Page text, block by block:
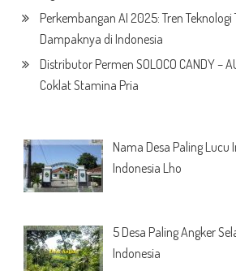
Perkembangan AI 2025: Tren Teknologi
Dampaknya di Indonesia
Distributor Permen SOLOCO CANDY –
Coklat Stamina Pria
Nama Desa Paling Lucu
Indonesia Lho
5 Desa Paling Angker
Indonesia